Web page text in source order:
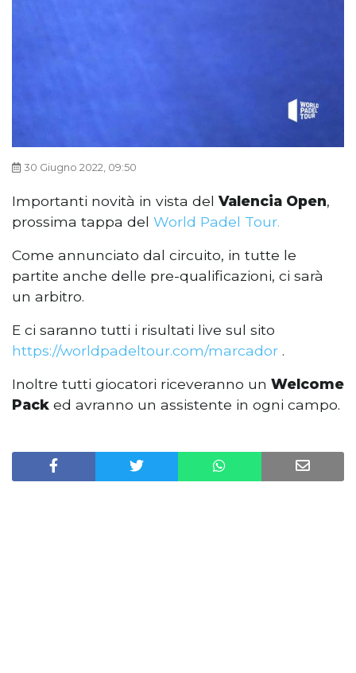
30 Giugno 2022, 09:50
Importanti novità in vista del Valencia Open,
prossima tappa del World Padel Tour.
Come annunciato dal circuito, in tutte le
partite anche delle pre-qualificazioni, ci sarà
un arbitro.
E ci saranno tutti i risultati live sul sito
https://worldpadeltour.com/marcador .
Inoltre tutti giocatori riceveranno un Welcome
Pack ed avranno un assistente in ogni campo.